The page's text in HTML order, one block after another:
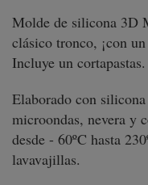
Molde de silicona 3D
clásico tronco, ¡con
Incluye un cortapastas.
Elaborado con
microondas, nevera y
desde - 60ºC hasta
lavavajillas.